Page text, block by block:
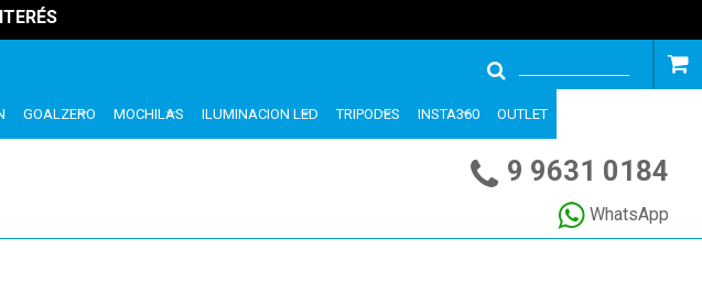
GOALZERO MOCHILAS ILUMINACION LED TRIPODES INSTA360 OUTLET
9 9631 0184
WhatsApp